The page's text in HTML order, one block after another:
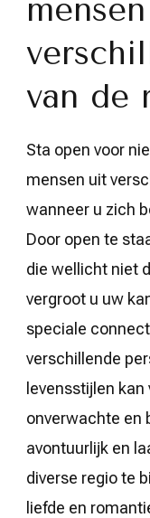
van de
Sta open voor
mensen uit
wanneer u zich
Door open te
die wellicht niet
vergroot u uw
speciale
verschillende
levensstijlen
onverwachte en
avontuurlijk en
diverse regio te
liefde en